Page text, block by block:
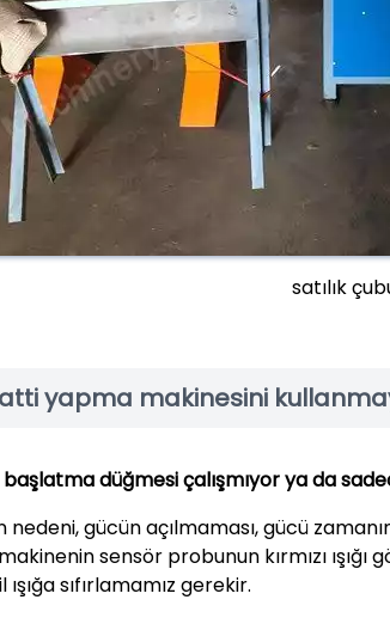
satılık
yapma makinesini
düğmesi çalışmıyor ya da
nedeni, gücün açılmaması, gücü
sensör probunun kırmızı
sıfırlamamız gerekir.